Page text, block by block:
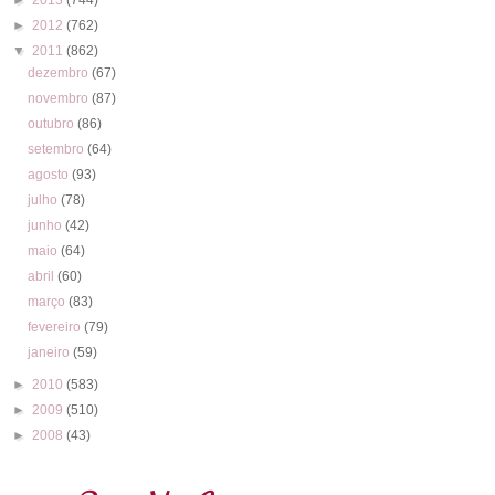
► 2012 (762)
▼ 2011 (862)
dezembro(67)
novembro(87)
outubro(86)
setembro(64)
agosto(93)
julho(78)
junho(42)
maio(64)
abril(60)
março(83)
fevereiro(79)
janeiro(59)
► 2010 (583)
► 2009 (510)
► 2008 (43)